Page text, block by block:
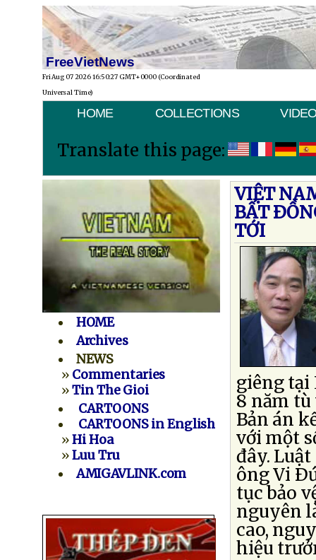
FreeVietNews
Fri Aug 07 2026 16:50:27 GMT+0000 (Coordinated
Universal Time)
HOME COLLECTIONS
Translate this page:
HOME
Archives
NEWS
» Commentaries
»Tin The Gioi
CARTOONS
CARTOONS in English
»Hi Hoa
»Luu Tru
AMIGAVLINK.com
VIỆT
BẤT
TỚI
giêng tại
8 năm
Bản án
với một
đây.
ông Vi
tục bảo
nguyên
cao,
hiệu